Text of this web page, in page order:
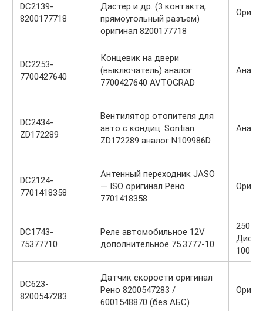
DC2139-
8200177718
Дастер и др. (3 контакта,
прямоугольный разъем)
оригинал 8200177718
DC2253-
7700427640
Концевик на двери
(выключатель) аналог
7700427640 AVTOGRAD
DC2434-
ZD172289
Вентилятор отопителя для
авто с кондиц. Sontian
ZD172289 аналог N109986D
DC2124-
7701418358
Антенный переходник JASO
— ISO оригинал Рено
7701418358
DC1743-
75377710
Реле автомобильное 12V
дополнительное 75.3777-10
250 /
100 р.
DC623-
8200547283
Датчик скорости оригинал
Рено 8200547283 /
6001548870 (без АБС)